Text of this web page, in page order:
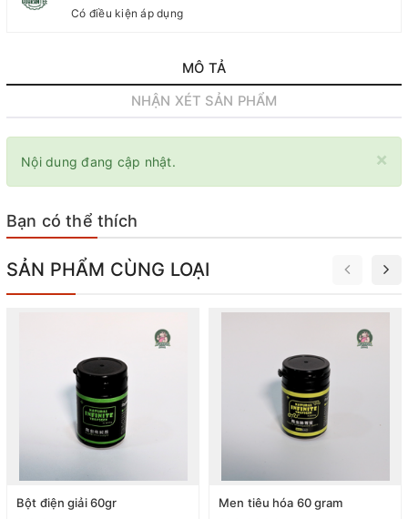
Có điều kiện áp dụng
MÔ TẢ
NHẬN XÉT SẢN PHẨM
×
Nội dung đang cập nhật.
Bạn có thể thích
SẢN PHẨM CÙNG LOẠI
Bột điện giải 60gr
Men tiêu hóa 60 gram